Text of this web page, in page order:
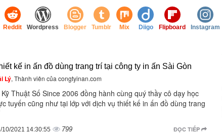
Reddit Wordpress Blogger Tumblr Mix Diigo Flipboard Instagram
kế in ấn đồ dùng trang trí tại công ty in ấn Sài Gòn
Lý, Thành viên của congtyinan.com
Kỹ Thuật Số Since 2006 đồng hành cùng quý thầy cô dạy học
tuyến cũng như tại lớp với dịch vụ thiết kế in ấn đồ dùng trang
ĐỌC TIẾP
10/2021 14:30:55 799